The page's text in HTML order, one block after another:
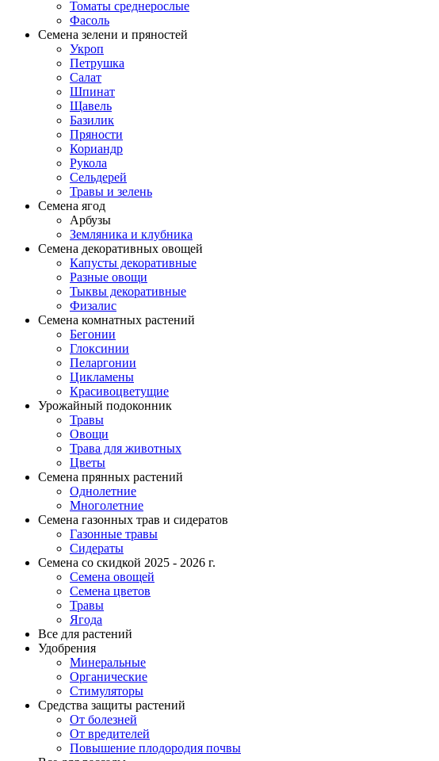
Томаты среднерослые
Фасоль
Семена зелени и пряностей
Укроп
Петрушка
Салат
Шпинат
Щавель
Базилик
Пряности
Кориандр
Рукола
Сельдерей
Травы и зелень
Семена ягод
Арбузы
Земляника и клубника
Семена декоративных овощей
Капусты декоративные
Разные овощи
Тыквы декоративные
Физалис
Семена комнатных растений
Бегонии
Глоксинии
Пеларгонии
Цикламены
Красивоцветущие
Урожайный подоконник
Травы
Овощи
Трава для животных
Цветы
Семена прянных растений
Однолетние
Многолетние
Семена газонных трав и сидератов
Газонные травы
Сидераты
Семена со скидкой 2025 - 2026 г.
Семена овощей
Семена цветов
Травы
Ягода
Все для растений
Удобрения
Минеральные
Органические
Стимуляторы
Средства защиты растений
От болезней
От вредителей
Повышение плодородия почвы